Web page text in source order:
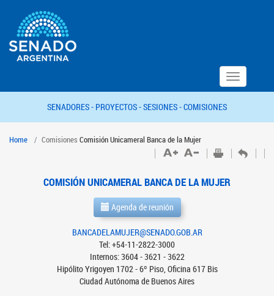
Toggle
navigation
SENADORES - PROYECTOS -SESIONES -COMISIONES
Home Comisiones Comisión Unicameral Banca de la Mujer
COMISIÓN UNICAMERAL BANCA DE LA MUJER
Agenda de reunión
BANCADELAMUJER@SENADO.GOB.AR
Tel: +54-11-2822-3000
Internos: 3604 - 3621 - 3622
Hipólito Yrigoyen 1702 - 6º Piso, Oficina 617 Bis
Ciudad Autónoma de Buenos Aires